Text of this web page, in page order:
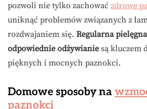
pozwoli nie tylko zachować zdrowe
uniknąć problemów związanych z
rozdwajaniem się. Regularna
odpowiednie odżywianie są kluczem
pięknych i mocnych paznokci.
Domowe sposoby na
paznokci